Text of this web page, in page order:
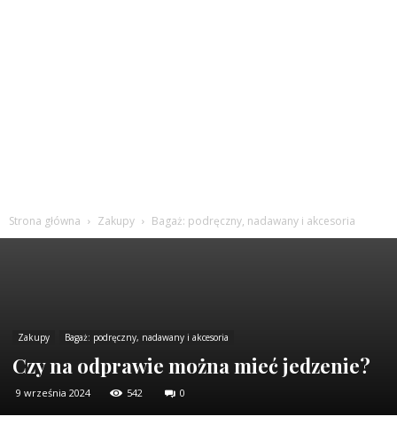
Strona główna Zakupy Bagaż: podręczny, nadawany i akcesoria
Zakupy Bagaż: podręczny, nadawany i akcesoria
Czy na odprawie można mieć jedzenie?
9 września 2024 542 0